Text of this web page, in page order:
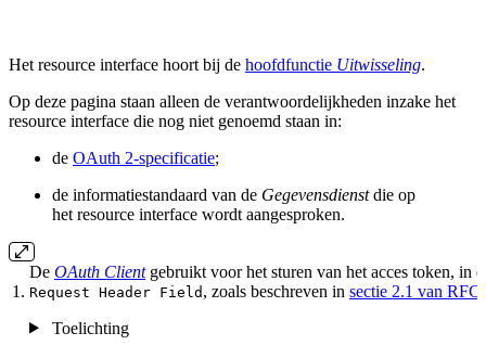
Het resource interface hoort bij de hoofdfunctie Uitwisseling.
Op deze pagina staan alleen de verantwoordelijkheden inzake het
resource interface die nog niet genoemd staan in:
de OAuth 2-specificatie;
de informatiestandaard van de Gegevensdienstdie op
het resource interface wordt aangesproken.
1.
De OAuth Clientgebruikt voor het sturen van het acces token, in
Request Header Field , zoals beschreven in sectie 2.1 van
Toelichting